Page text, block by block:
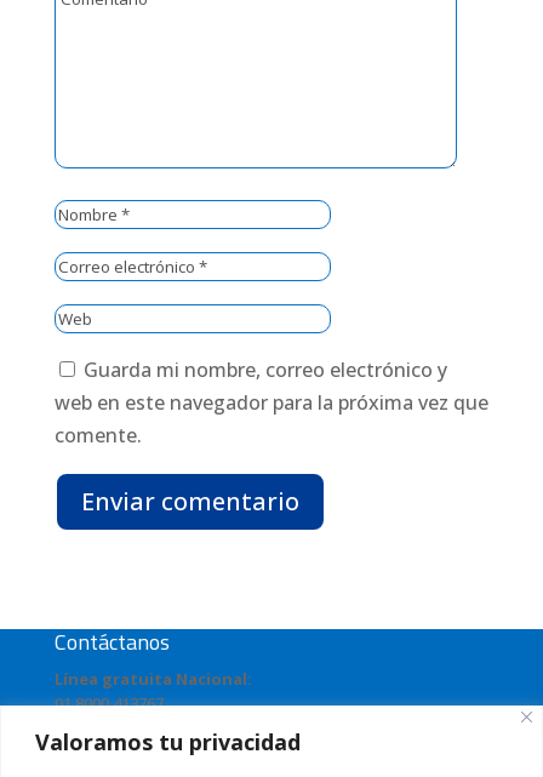
Valoramos tu privacidad
Guarda mi nombre, correo electrónico y
web en este navegador para la próxima vez que
comente.
Enviar comentario
Contáctanos
Línea gratuita Nacional:
01 8000 413767
Dirección:Avenida Americas # 3 – 165